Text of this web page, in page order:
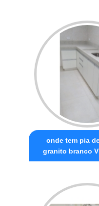
onde tem pia
granito branco